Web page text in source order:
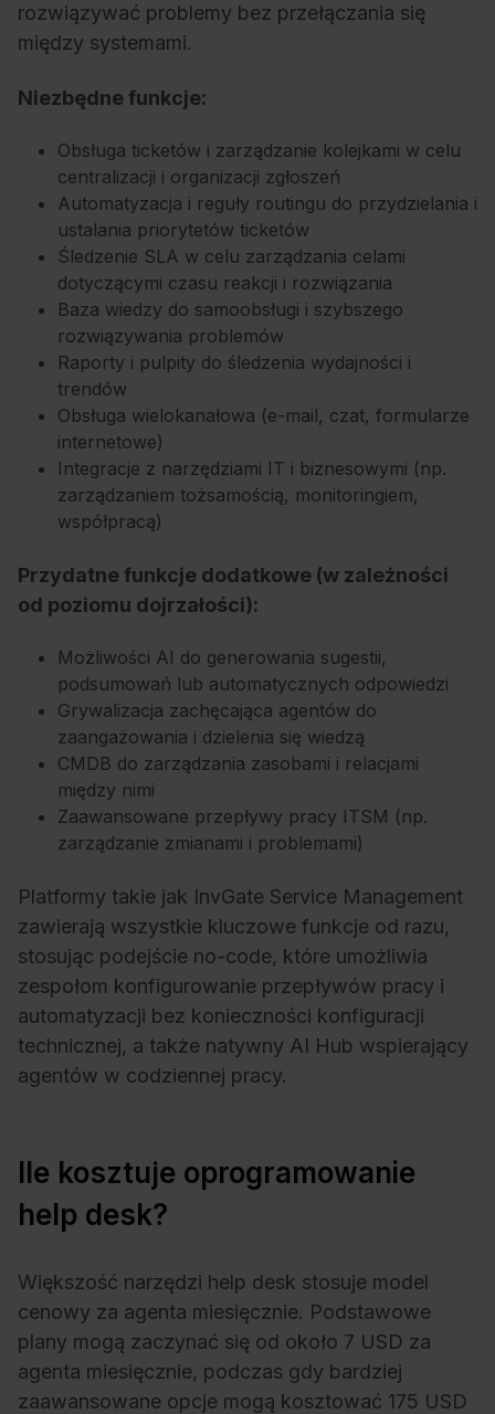
rozwiązywać problemy bez przełączania się
między systemami.
Niezbędne funkcje:
Obsługa ticketów i zarządzanie kolejkami w celu
centralizacji i organizacji zgłoszeń
Automatyzacja i reguły routingu do przydzielania i
ustalania priorytetów ticketów
Śledzenie SLA w celu zarządzania celami
dotyczącymi czasu reakcji i rozwiązania
Baza wiedzy do samoobsługi i szybszego
rozwiązywania problemów
Raporty i pulpity do śledzenia wydajności i
trendów
Obsługa wielokanałowa (e-mail, czat, formularze
internetowe)
Integracje z narzędziami IT i biznesowymi (np.
zarządzaniem tożsamością, monitoringiem,
współpracą)
Przydatne funkcje dodatkowe (w zależności
od poziomu dojrzałości):
Możliwości AI do generowania sugestii,
podsumowań lub automatycznych odpowiedzi
Grywalizacja zachęcająca agentów do
zaangażowania i dzielenia się wiedzą
CMDB do zarządzania zasobami i relacjami
między nimi
Zaawansowane przepływy pracy ITSM (np.
zarządzanie zmianami i problemami)
Platformy takie jak InvGate Service Management
zawierają wszystkie kluczowe funkcje od razu,
stosując podejście no-code, które umożliwia
zespołom konfigurowanie przepływów pracy i
automatyzacji bez konieczności konfiguracji
technicznej, a także natywny AI Hub wspierający
agentów w codziennej pracy.
Ile kosztuje oprogramowanie
help desk?
Większość narzędzi help desk stosuje model
cenowy za agenta miesięcznie. Podstawowe
plany mogą zaczynać się od około 7 USD za
agenta miesięcznie, podczas gdy bardziej
zaawansowane opcje mogą kosztować 175 USD